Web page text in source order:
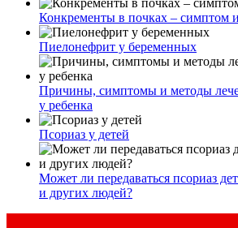
Конкременты в почках – симптом
Пиелонефрит у беременных
Причины, симптомы и методы
у ребенка
Псориаз у детей
Может ли передаваться псориаз
и других людей?